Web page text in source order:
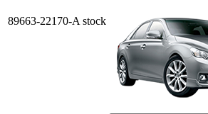
89663-22170-A stock